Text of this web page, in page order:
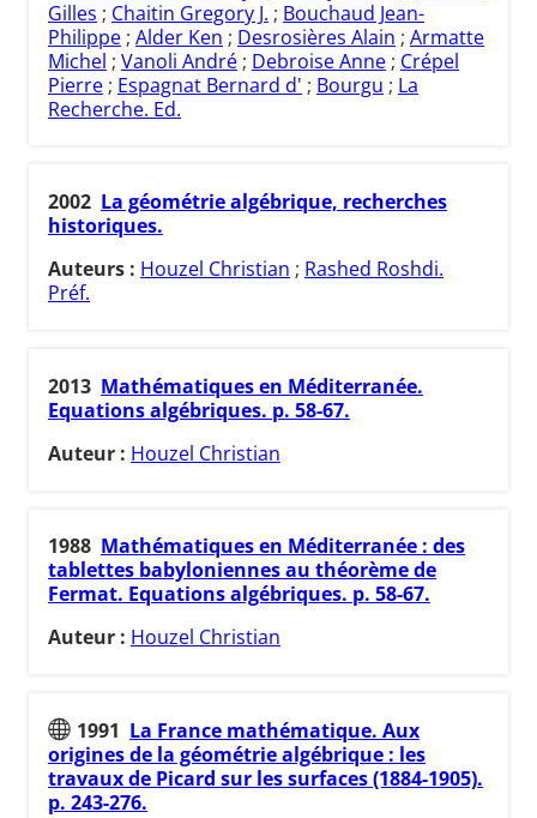
Gilles ; Chaitin Gregory J. ; Bouchaud Jean-
Philippe ; Alder Ken ; Desrosières Alain ; Armatte
Michel ; Vanoli André ; Debroise Anne ; Crépel
Pierre ; Espagnat Bernard d' ; Bourgu ; La
Recherche. Ed.
2002 La géométrie algébrique, recherches
historiques.
Auteurs : Houzel Christian ; Rashed Roshdi.
Préf.
2013 Mathématiques en Méditerranée.
Equations algébriques. p. 58-67.
Auteur : Houzel Christian
1988 Mathématiques en Méditerranée : des
tablettes babyloniennes au théorème de
Fermat. Equations algébriques. p. 58-67.
Auteur : Houzel Christian
1991 La France mathématique. Aux
origines de la géométrie algébrique : les
travaux de Picard sur les surfaces (1884-1905).
p. 243-276.